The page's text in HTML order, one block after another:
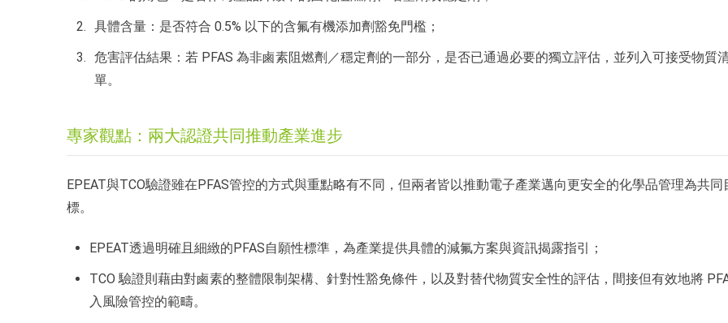
具體含量：是否符合 0.5% 以下的含氟有機添加劑豁免門檻；
危害評估結果：若 PFAS 為非鹵素阻燃劑／穩定劑的一部分，是否已通過必要的獨立評估，並列入可接受物質
單。
專家觀點：兩大認證共同推動產業進步
EPEAT與TCO驗證雖在PFAS管控的方式與重點略有不同，但兩者皆以推動電子產業邁向更安全的化學品管理為共同
標。
EPEAT透過明確且細緻的PFAS自願性標準，為產業提供具體的減氟方案與資訊揭露指引；
TCO 驗證則藉由對鹵素的整體限制架構、針對性豁免條件，以及對替代物質安全性的評估，間接但有效地將
入風險管控的範疇。